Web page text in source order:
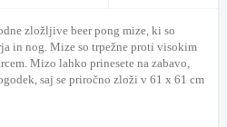
zložljive beer pong mize, ki so
in nog. Mize so trpežne proti visokim
Mizo lahko prinesete na zabavo,
saj se priročno zloži v 61 x 61 cm